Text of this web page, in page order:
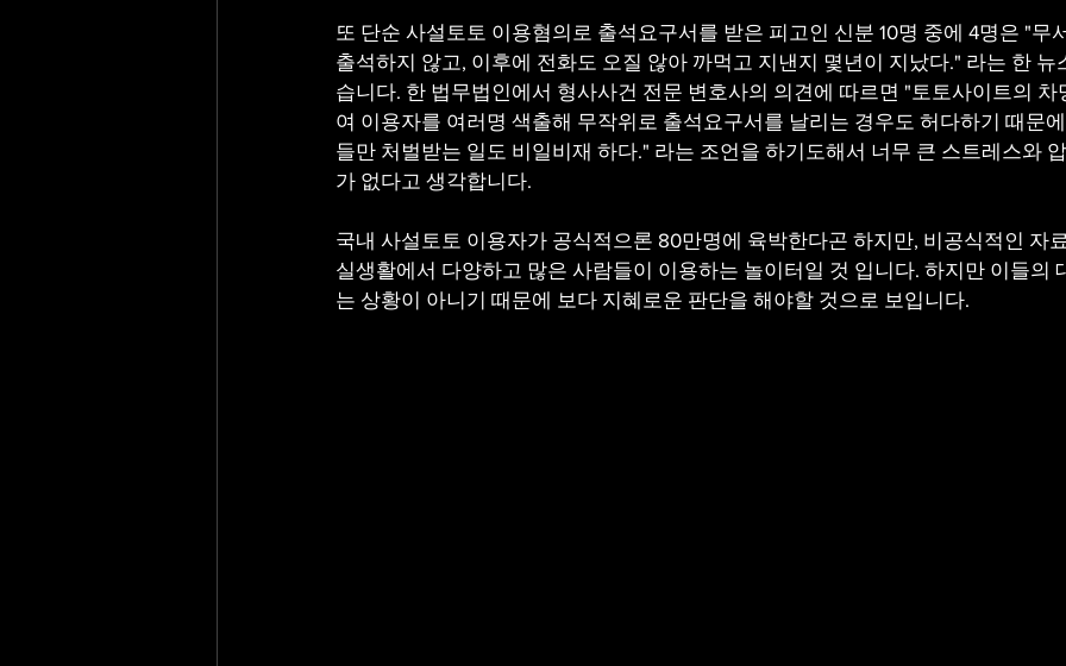
또 단순 사설토토 이용혐의로 출석요구서를 받은 피고인 신분 10명 중에 4명은 "무
출석하지 않고, 이후에 전화도 오질 않아 까먹고 지낸지 몇년이 지났다." 라는 한 뉴
습니다. 한 법무법인에서 형사사건 전문 변호사의 의견에 따르면 "토토사이트의 차
여 이용자를 여러명 색출해 무작위로 출석요구서를 날리는 경우도 허다하기 때문
들만 처벌받는 일도 비일비재 하다." 라는 조언을 하기도해서 너무 큰 스트레스와
가 없다고 생각합니다.
국내 사설토토 이용자가 공식적으론 80만명에 육박한다곤 하지만, 비공식적인 자
실생활에서 다양하고 많은 사람들이 이용하는 놀이터일 것 입니다. 하지만 이들의
는 상황이 아니기 때문에 보다 지혜로운 판단을 해야할 것으로 보입니다.